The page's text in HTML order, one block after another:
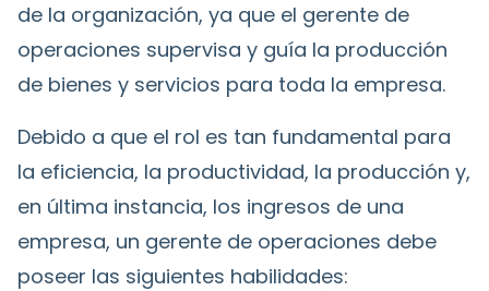
de la organización, ya que el gerente de
operaciones supervisa y guía la producción
de bienes y servicios para toda la empresa.
Debido a que el rol es tan fundamental para
la eficiencia, la productividad, la producción y,
en última instancia, los ingresos de una
empresa, un gerente de operaciones debe
poseer las siguientes habilidades: